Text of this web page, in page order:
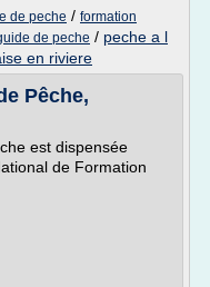
de peche / formation
de peche / peche a l
en riviere
Pêche,
est dispensée
de Formation